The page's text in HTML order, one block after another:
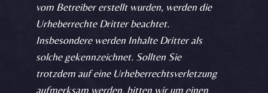
vom Betreiber erstellt wurden, werden die
Urheberrechte Dritter beachtet.
Insbesondere werden Inhalte Dritter als
solche gekennzeichnet. Sollten Sie
trotzdem auf eine Urheberrechtsverletzung
aufmerksam werden, bitten wir um einen